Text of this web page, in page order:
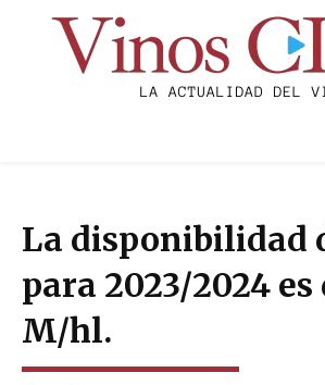
La disponibilidad
para 2023/2024 es
M/hl.